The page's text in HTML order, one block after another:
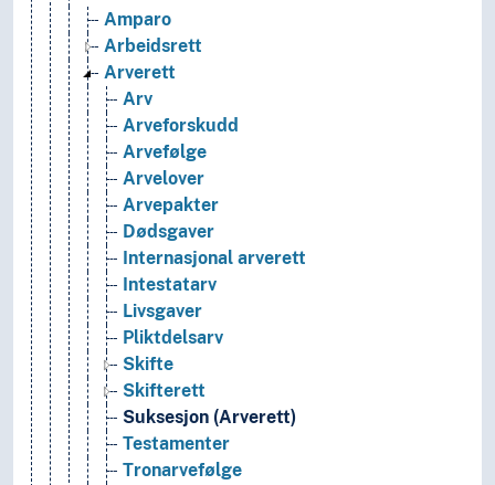
Amparo
Arbeidsrett
Arverett
Arv
Arveforskudd
Arvefølge
Arvelover
Arvepakter
Dødsgaver
Internasjonal arverett
Intestatarv
Livsgaver
Pliktdelsarv
Skifte
Skifterett
Suksesjon (Arverett)
Testamenter
Tronarvefølge